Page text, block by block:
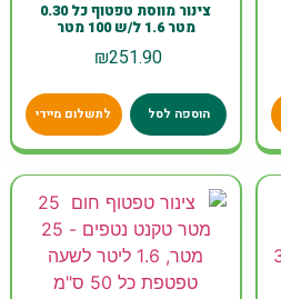
צינור מווסת טפטוף כל 0.30
מטר 1.6 ל/ש 100 מטר
₪251.90
הוספה לסל לתשלום מיידי